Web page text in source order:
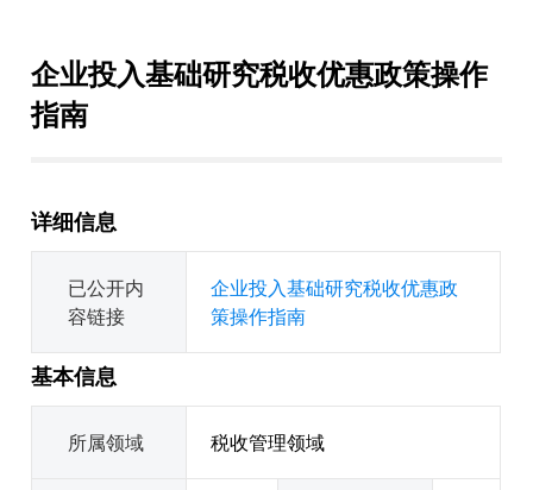
企业投入基础研究税收优惠政策操作
指南
详细信息
已公开内
容链接
企业投入基础研究税收优惠政
策操作指南
基本信息
所属领域 税收管理领域